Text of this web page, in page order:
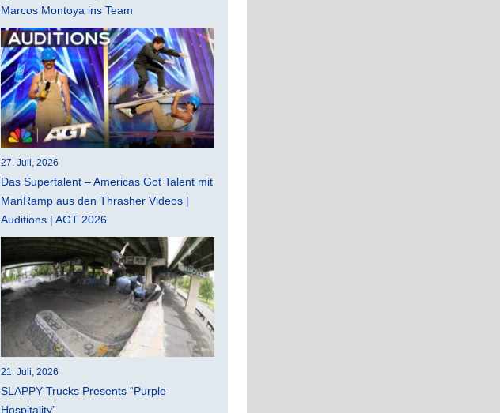
Marcos Montoya ins Team
27. Juli, 2026
Das Supertalent – Americas Got Talent mit
ManRamp aus den Thrasher Videos |
Auditions | AGT 2026
21. Juli, 2026
SLAPPY Trucks Presents “Purple
Hospitality”